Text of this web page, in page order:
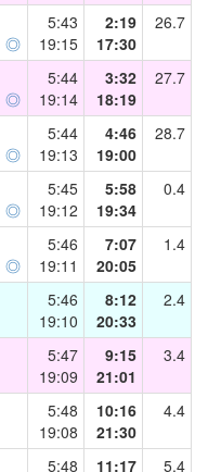
◎
5:43
19:15
2:19
17:30
26.7
◎
5:44
19:14
3:32
18:19
27.7
◎
5:44
19:13
4:46
19:00
28.7
◎
5:45
19:12
5:58
19:34
0.4
◎
5:46
19:11
7:07
20:05
1.4
5:46
19:10
8:12
20:33
2.4
5:47
19:09
9:15
21:01
3.4
5:48
19:08
10:16
21:30
4.4
5:48 11:17 5.4